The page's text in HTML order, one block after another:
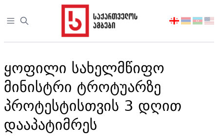
Open sidebar
აირჩიეთ
ყოფილი სახელმწიფო
მინისტრი ტროტუარზე
პროტესტისთვის 3 დღით
დააპატიმრეს